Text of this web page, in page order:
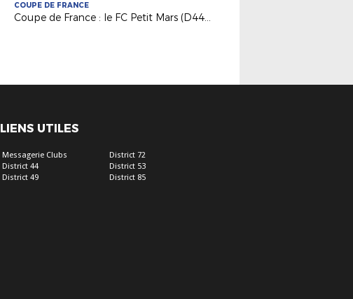
COUPE DE FRANCE
Coupe de France : le FC Petit Mars (D44) à l'assaut du 5e tour !
LIENS UTILES
Messagerie Clubs
District 44
District 49
District 72
District 53
District 85